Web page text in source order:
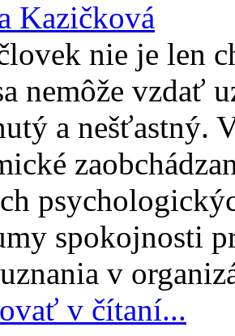
Kazičková
nie je len
nemôže vzdať
a nešťastný.
spokojnosti
v
v čítaní...